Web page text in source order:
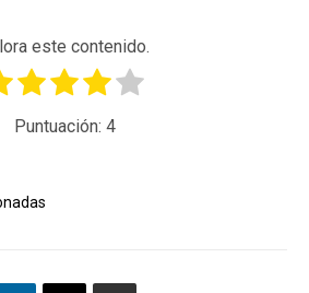
este contenido.
Puntuación: 4